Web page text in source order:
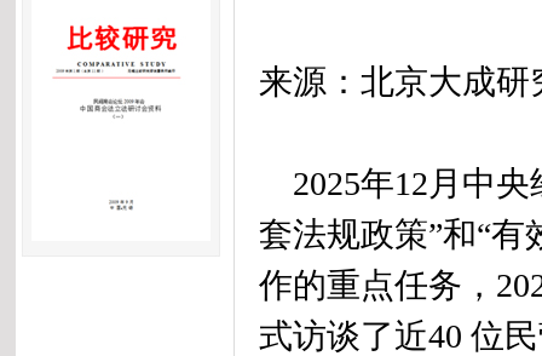
来源：北京大成研
2025年12月中央
套法规政策”和“有
作的重点任务，
式访谈了近40 位